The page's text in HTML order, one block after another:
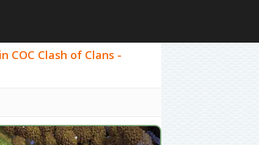
COC Clash of Clans -